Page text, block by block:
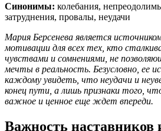
Синонимы: колебания,
затруднения, провалы, неудачи
Мария Берсенева является
мотивации для всех тех, кто
чувствами и сомнениями, не
мечты в реальность. Безусловно, ее
каждому увидеть, что неудачи и
конец пути, а лишь признаки того,
важное и ценное еще ждет впереди.
Важность наставников